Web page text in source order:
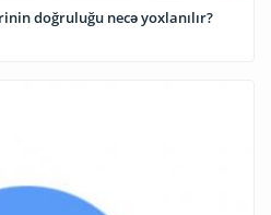
doğruluğu necə yoxlanılır?